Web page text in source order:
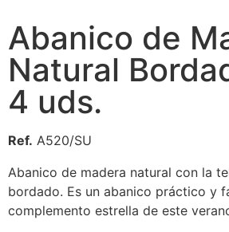
Abanico de
Natural
4 uds.
Ref. A520/SU
Abanico de madera natural con la
bordado. Es un abanico práctico y
complemento estrella de este